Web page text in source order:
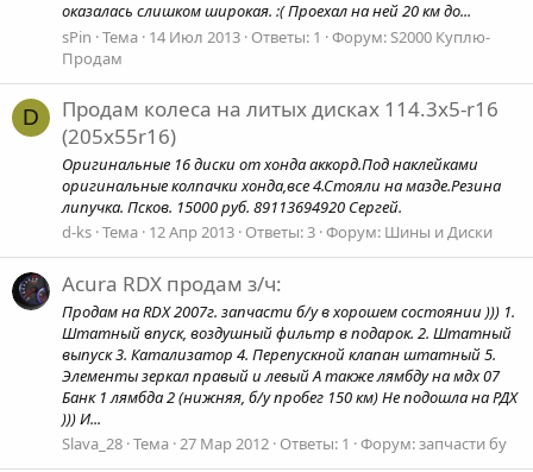
оказалась слишком широкая. :( Проехал на ней 20 км до...
sPin Тема 14 Июл 2013 Ответы: 1 Форум: S2000 Куплю-
Продам
D
Продам колеса на литых дисках 114.3х5-r16
(205x55r16)
Оригинальные 16 диски от хонда аккорд.Под наклейками
оригинальные колпачки хонда,все 4.Стояли на мазде.Резина
липучка. Псков. 15000 руб. 89113694920 Сергей.
d-ks Тема 12 Апр 2013 Ответы: 3 Форум: Шины и Диски
Acura RDX продам з/ч:
Продам на RDX 2007г. запчасти б/у в хорошем состоянии ))) 1.
Штатный впуск, воздушный фильтр в подарок. 2. Штатный
выпуск 3. Катализатор 4. Перепускной клапан штатный 5.
Элементы зеркал правый и левый А также лямбду на мдх 07
Банк 1 лямбда 2 (нижняя, б/у пробег 150 км) Не подошла на РДХ
))) И...
Slava_28 Тема 27 Мар 2012 Ответы: 1 Форум:запчасти бу